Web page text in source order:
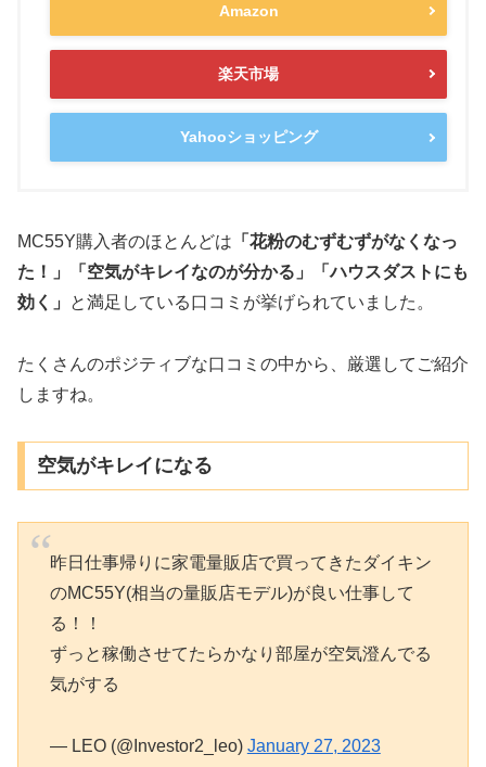
Amazon
楽天市場
Yahooショッピング
MC55Y購入者のほとんどは 「花粉のむずむずがなくなっ
た！」「空気がキレイなのが分かる」「ハウスダストにも
効く」
と満足している口コミが挙げられていました。
たくさんのポジティブな口コミの中から、厳選してご紹介
しますね。
空気がキレイになる
昨日仕事帰りに家電量販店で買ってきたダイキン
のMC55Y(相当の量販店モデル)が良い仕事して
る！！
ずっと稼働させてたらかなり部屋が空気澄んでる
気がする
— LEO (@Investor2_leo) January 27, 2023